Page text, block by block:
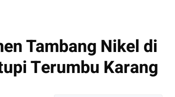
Tambang Nikel di
Terumbu Karang